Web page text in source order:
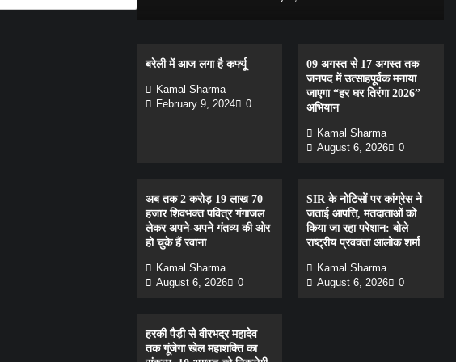
बरेली में आज लगा है कर्फ्यू
Kamal Sharma
February 9, 2024
0
09 अगस्त से 17 अगस्त तक
जनपद में उत्साहपूर्वक मनाया
जाएगा “हर घर तिरंगा 2026”
अभियान
Kamal Sharma
August 6, 2026
0
अब तक 2 करोड़ 19 लाख 70
हजार शिवभक्त पवित्र गंगाजल
लेकर अपने-अपने गंतव्य की ओर
हो चुके हैं रवाना
Kamal Sharma
August 6, 2026
0
SIR के नोटिसों पर कांग्रेस ने
जताई आपत्ति, मतदाताओं को
किया जा रहा परेशान: बोले
राष्ट्रीय प्रवक्ता आलोक शर्मा
Kamal Sharma
August 6, 2026
0
हरकी पैड़ी से वीरभद्र महादेव
तक गूंजेगा खेल महाशक्ति का